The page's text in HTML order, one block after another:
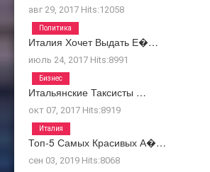
авг 29, 2017 Hits:12058
Италия Хочет Выдать Е�…
июль 24, 2017 Hits:8991
Политика
Итальянские Таксисты …
окт 07, 2017 Hits:8919
Бизнес
Топ-5 Самых Красивых А�…
сен 03, 2019 Hits:8068
Италия